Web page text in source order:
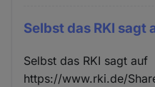
Selbst das RKI sagt
Selbst das RKI sagt auf
https://www.rki.de/